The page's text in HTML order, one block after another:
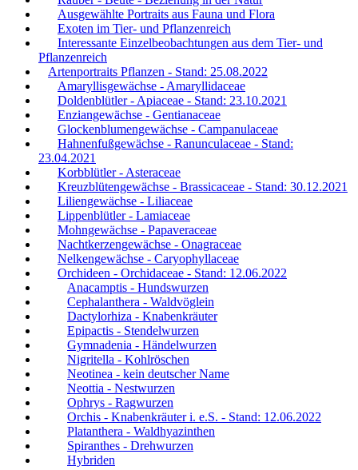
Ausgewählte Portraits aus Fauna und Flora
Exoten im Tier- und Pflanzenreich
Interessante Einzelbeobachtungen aus dem Tier- und
Pflanzenreich
Artenportraits Pflanzen - Stand: 25.08.2022
Amaryllisgewächse - Amaryllidaceae
Doldenblütler - Apiaceae - Stand: 23.10.2021
Enziangewächse - Gentianaceae
Glockenblumengewächse - Campanulaceae
Hahnenfußgewächse - Ranunculaceae - Stand:
23.04.2021
Korbblütler - Asteraceae
Kreuzblütengewächse - Brassicaceae - Stand: 30.12.2021
Liliengewächse - Liliaceae
Lippenblütler - Lamiaceae
Mohngewächse - Papaveraceae
Nachtkerzengewächse - Onagraceae
Nelkengewächse - Caryophyllaceae
Orchideen - Orchidaceae - Stand: 12.06.2022
Anacamptis - Hundswurzen
Cephalanthera - Waldvöglein
Dactylorhiza - Knabenkräuter
Epipactis - Stendelwurzen
Gymnadenia - Händelwurzen
Nigritella - Kohlröschen
Neotinea - kein deutscher Name
Neottia - Nestwurzen
Ophrys - Ragwurzen
Orchis - Knabenkräuter i. e.S. - Stand: 12.06.2022
Platanthera - Waldhyazinthen
Spiranthes - Drehwurzen
Hybriden